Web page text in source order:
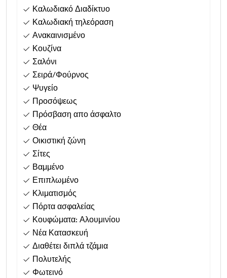
Καλωδιακό Διαδίκτυο
Καλωδιακή τηλεόραση
Ανακαινισμένο
Κουζίνα
Σαλόνι
Σειρά/Φούρνος
Ψυγείο
Προσόψεως
Πρόσβαση απο άσφαλτο
Θέα
Οικιστική ζώνη
Σίτες
Βαμμένο
Επιπλωμένο
Κλιματισμός
Πόρτα ασφαλείας
Κουφώματα: Αλουμινίου
Νέα Κατασκευή
Διαθέτει διπλά τζάμια
Πολυτελής
Φωτεινό